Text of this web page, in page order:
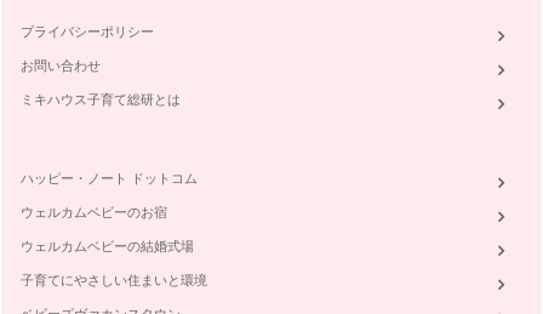
心に誓い、年始になると「今年は○…
ワー育ママの"スマート家事術"とは？
早いもので2011年も残すところあと少し。 どんな一年でした
朝夕ぐっと冷え込み、空気が乾燥してきましたね。 職場でも
電車…
プライバシーポリシー
お問い合わせ
ミキハウス子育て総研とは
ハッピー・ノート ドットコム
ウェルカムベビーのお宿
ウェルカムベビーの結婚式場
子育てにやさしい住まいと環境